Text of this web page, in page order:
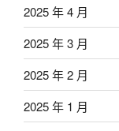
2025 年 4 月
2025 年 3 月
2025 年 2 月
2025 年 1 月